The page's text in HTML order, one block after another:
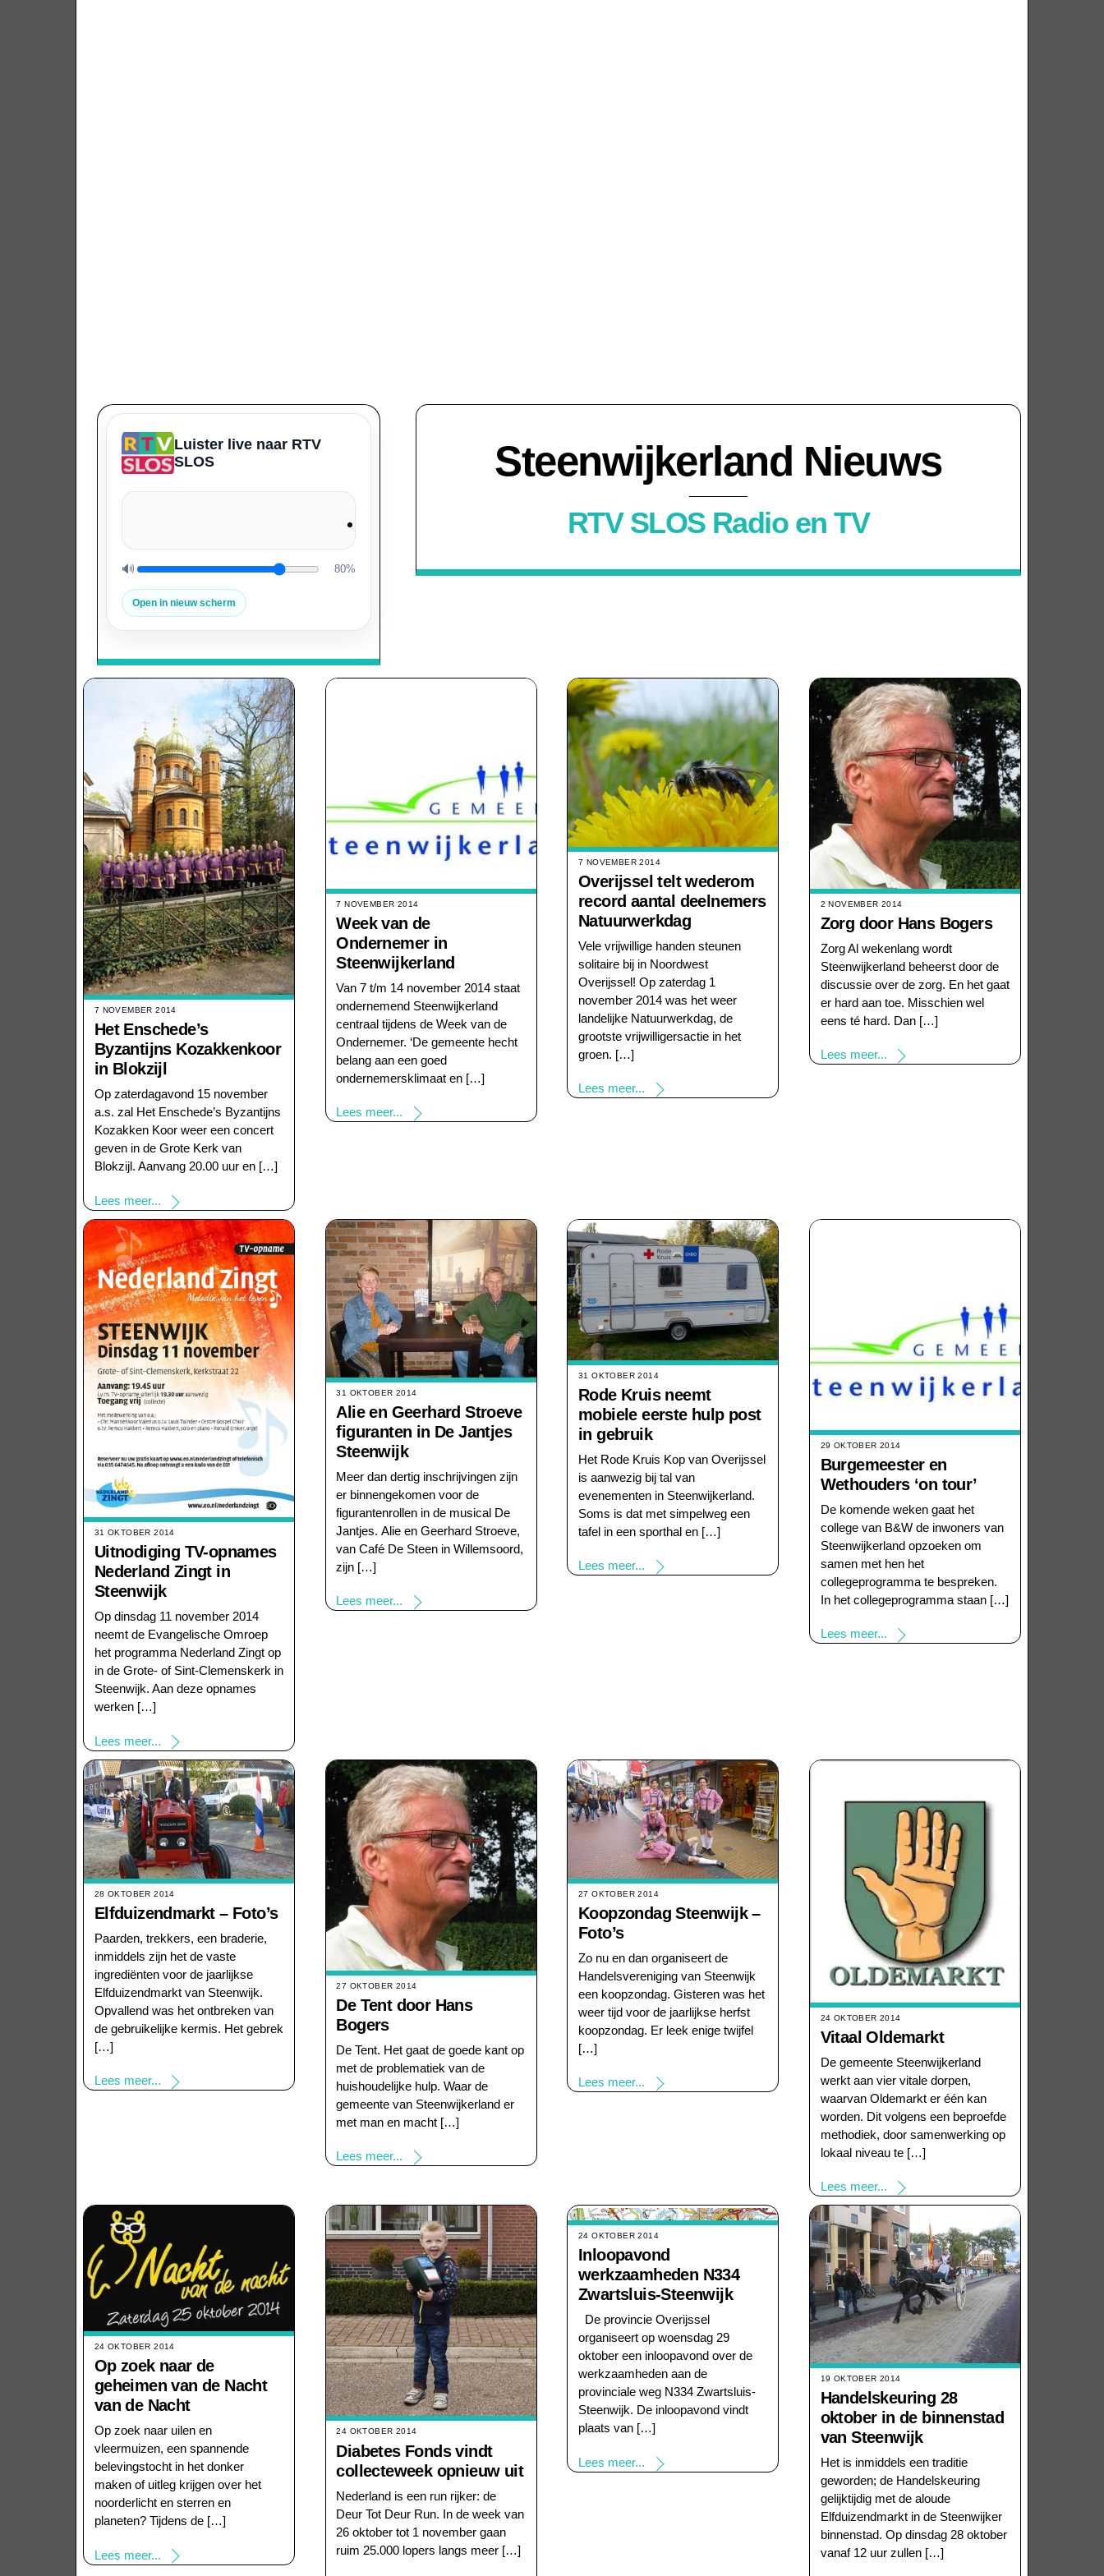
Luister live naar RTV
SLOS
🔊
Volume
80%
Open in nieuw scherm
Steenwijkerland Nieuws
RTV SLOS Radio en TV
7 NOVEMBER 2014
Het Enschede’s
Byzantijns Kozakkenkoor
in Blokzijl
Op zaterdagavond 15 november
a.s. zal Het Enschede’s Byzantijns
Kozakken Koor weer een concert
geven in de Grote Kerk van
Blokzijl. Aanvang 20.00 uur en […]
Lees meer...
7 NOVEMBER 2014
Week van de
Ondernemer in
Steenwijkerland
Van 7 t/m 14 november 2014 staat
ondernemend Steenwijkerland
centraal tijdens de Week van de
Ondernemer. ‘De gemeente hecht
belang aan een goed
ondernemersklimaat en […]
Lees meer...
7 NOVEMBER 2014
Overijssel telt wederom
record aantal deelnemers
Natuurwerkdag
Vele vrijwillige handen steunen
solitaire bij in Noordwest
Overijssel! Op zaterdag 1
november 2014 was het weer
landelijke Natuurwerkdag, de
grootste vrijwilligersactie in het
groen. […]
Lees meer...
2 NOVEMBER 2014
Zorg door Hans Bogers
Zorg Al wekenlang wordt
Steenwijkerland beheerst door de
discussie over de zorg. En het gaat
er hard aan toe. Misschien wel
eens té hard. Dan […]
Lees meer...
31 OKTOBER 2014
Uitnodiging TV-opnames
Nederland Zingt in
Steenwijk
Op dinsdag 11 november 2014
neemt de Evangelische Omroep
het programma Nederland Zingt op
in de Grote- of Sint-Clemenskerk in
Steenwijk. Aan deze opnames
werken […]
Lees meer...
31 OKTOBER 2014
Alie en Geerhard Stroeve
figuranten in De Jantjes
Steenwijk
Meer dan dertig inschrijvingen zijn
er binnengekomen voor de
figurantenrollen in de musical De
Jantjes. Alie en Geerhard Stroeve,
van Café De Steen in Willemsoord,
zijn […]
Lees meer...
31 OKTOBER 2014
Rode Kruis neemt
mobiele eerste hulp post
in gebruik
Het Rode Kruis Kop van Overijssel
is aanwezig bij tal van
evenementen in Steenwijkerland.
Soms is dat met simpelweg een
tafel in een sporthal en […]
Lees meer...
29 OKTOBER 2014
Burgemeester en
Wethouders ‘on tour’
De komende weken gaat het
college van B&W de inwoners van
Steenwijkerland opzoeken om
samen met hen het
collegeprogramma te bespreken.
In het collegeprogramma staan […]
Lees meer...
28 OKTOBER 2014
Elfduizendmarkt – Foto’s
Paarden, trekkers, een braderie,
inmiddels zijn het de vaste
ingrediënten voor de jaarlijkse
Elfduizendmarkt van Steenwijk.
Opvallend was het ontbreken van
de gebruikelijke kermis. Het gebrek
[…]
Lees meer...
27 OKTOBER 2014
De Tent door Hans
Bogers
De Tent. Het gaat de goede kant op
met de problematiek van de
huishoudelijke hulp. Waar de
gemeente van Steenwijkerland er
met man en macht […]
Lees meer...
27 OKTOBER 2014
Koopzondag Steenwijk –
Foto’s
Zo nu en dan organiseert de
Handelsvereniging van Steenwijk
een koopzondag. Gisteren was het
weer tijd voor de jaarlijkse herfst
koopzondag. Er leek enige twijfel
[…]
Lees meer...
24 OKTOBER 2014
Vitaal Oldemarkt
De gemeente Steenwijkerland
werkt aan vier vitale dorpen,
waarvan Oldemarkt er één kan
worden. Dit volgens een beproefde
methodiek, door samenwerking op
lokaal niveau te […]
Lees meer...
24 OKTOBER 2014
Op zoek naar de
geheimen van de Nacht
van de Nacht
Op zoek naar uilen en
vleermuizen, een spannende
belevingstocht in het donker
maken of uitleg krijgen over het
noorderlicht en sterren en
planeten? Tijdens de […]
Lees meer...
24 OKTOBER 2014
Diabetes Fonds vindt
collecteweek opnieuw uit
Nederland is een run rijker: de
Deur Tot Deur Run. In de week van
26 oktober tot 1 november gaan
ruim 25.000 lopers langs meer […]
24 OKTOBER 2014
Inloopavond
werkzaamheden N334
Zwartsluis-Steenwijk
De provincie Overijssel
organiseert op woensdag 29
oktober een inloopavond over de
werkzaamheden aan de
provinciale weg N334 Zwartsluis-
Steenwijk. De inloopavond vindt
plaats van […]
Lees meer...
19 OKTOBER 2014
Handelskeuring 28
oktober in de binnenstad
van Steenwijk
Het is inmiddels een traditie
geworden; de Handelskeuring
gelijktijdig met de aloude
Elfduizendmarkt in de Steenwijker
binnenstad. Op dinsdag 28 oktober
vanaf 12 uur zullen […]